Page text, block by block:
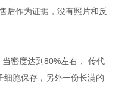
后作为证据，没有照片和反
密度达到80%左右， 传代
胞保存，另外一份长满的